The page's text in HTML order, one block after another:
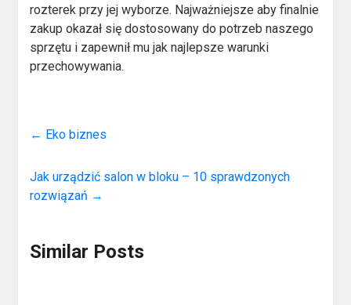
rozterek przy jej wyborze. Najważniejsze aby finalnie
zakup okazał się dostosowany do potrzeb naszego
sprzętu i zapewnił mu jak najlepsze warunki
przechowywania.
← Eko biznes
Jak urządzić salon w bloku – 10 sprawdzonych
rozwiązań →
Similar Posts